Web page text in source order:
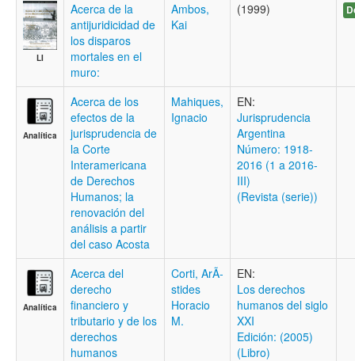
LI
Acerca de la
antijuridicidad de
los disparos
mortales en el
muro:
Ambos,
Kai
(1999)
Analítica
Acerca de los
efectos de la
jurisprudencia de
la Corte
Interamericana
de Derechos
Humanos; la
renovación del
análisis a partir
del caso Acosta
Mahiques,
Ignacio
EN:
Jurisprudencia
Argentina
Número: 1918-
2016 (1 a 2016-
III)
(Revista (serie))
Analítica
Acerca del
derecho
financiero y
tributario y de los
derechos
humanos
Corti, ArÃ­
stides
Horacio
M.
EN:
Los derechos
humanos del siglo
XXI
Edición: (2005)
(Libro)